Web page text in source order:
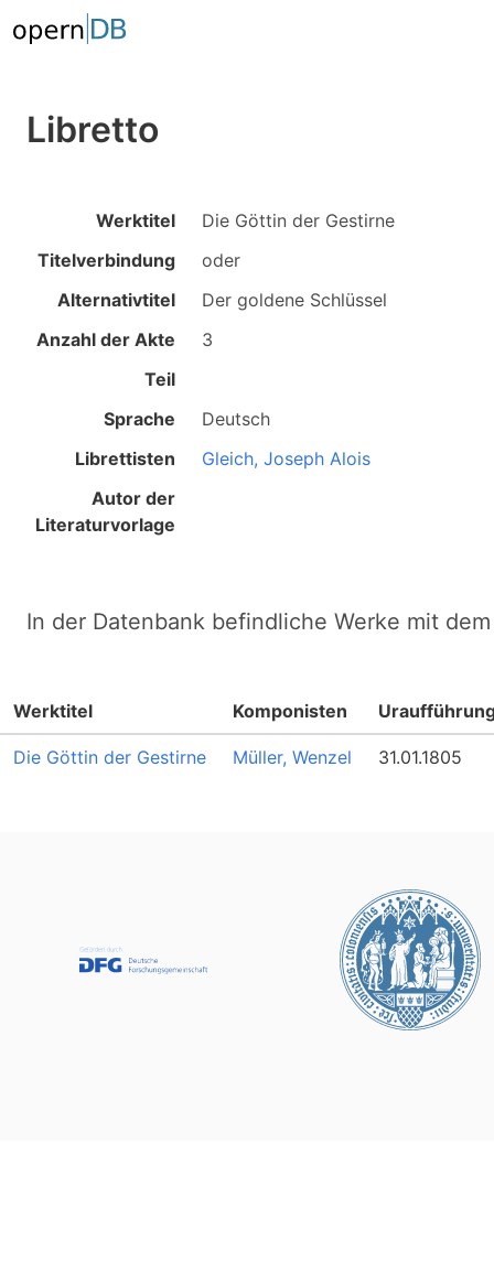
Libretto
Werktitel
Die Göttin der Gestirne
Titelverbindung
oder
Alternativtitel
Der goldene Schlüssel
Anzahl der Akte
3
Teil
Sprache
Deutsch
Librettisten
Gleich, Joseph Alois
Autor der
Literaturvorlage
In der Datenbank befindliche Werke mit
Werktitel Komponisten
Die Göttin der Gestirne Müller, Wenzel 31.01.1805